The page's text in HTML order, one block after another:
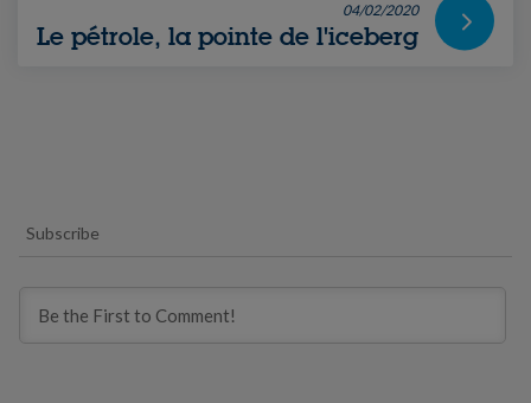
04/02/2020
Le pétrole, la pointe de l'iceberg
Subscribe